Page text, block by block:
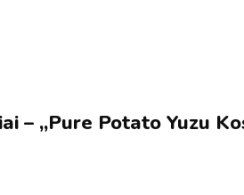
– „Pure Potato Yuzu